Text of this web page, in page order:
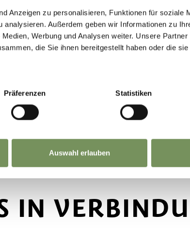
Anzeigen zu personalisieren, Funktionen für soziale
analysieren. Außerdem geben wir Informationen zu
Werbung und Analysen weiter. Unsere
die Sie ihnen bereitgestellt haben oder die
Präferenzen Statistiken
Auswahl erlauben
IN